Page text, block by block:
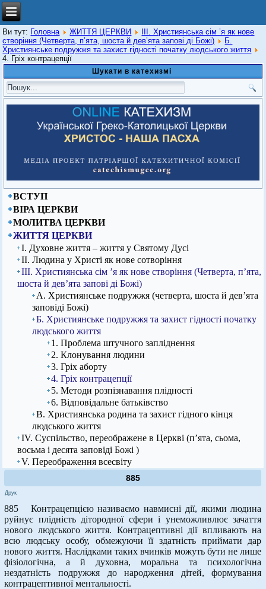
Ви тут: Головна ЖИТТЯ ЦЕРКВИ
ІІІ. Християнська сім ’я як нове
створіння (Четверта, п’ята, шоста й дев’ята запові ді Божі)
Б.
Християнське подружжя та захист гідності початку людського життя
4. Гріх контрацепції
Шукати в катехизмі
ВСТУП
ВІРА ЦЕРКВИ
МОЛИТВА ЦЕРКВИ
ЖИТТЯ ЦЕРКВИ
І. Духовне життя – життя у Святому Дусі
ІІ. Людина у Христі як нове сотворіння
ІІІ. Християнська сім ’я як нове створіння (Четверта, п’ята,
шоста й дев’ята запові ді Божі)
А. Християнське подружжя (четверта, шоста й дев’ята
заповіді Божі)
Б. Християнське подружжя та захист гідності початку
людського життя
1. Проблема штучного запліднення
2. Клонування людини
3. Гріх аборту
4. Гріх контрацепції
5. Методи розпізнавання плідності
6. Відповідальне батьківство
В. Християнська родина та захист гідного кінця
людського життя
IV. Суспільство, переображене в Церкві (п’ята, сьома,
восьма і десята заповіді Божі )
V. Переображення всесвіту
885
Друк
885 Контрацепцією називаємо навмисні дії, якими людина
руйнує плідність дітородної сфери і унеможливлює зачаття
нового людського життя. Контрацептивні дії впливають на
всю людську особу, обмежуючи її здатність приймати дар
нового життя. Наслідками таких вчинків можуть бути не лише
фізіологічна, а й духовна, моральна та психологічна
нездатність подружжя до народження дітей, формування
контрацептивної ментальності.